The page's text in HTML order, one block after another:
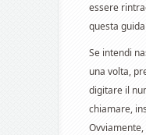
essere
questa
Se intendi
una volta,
digitare il
chiamare,